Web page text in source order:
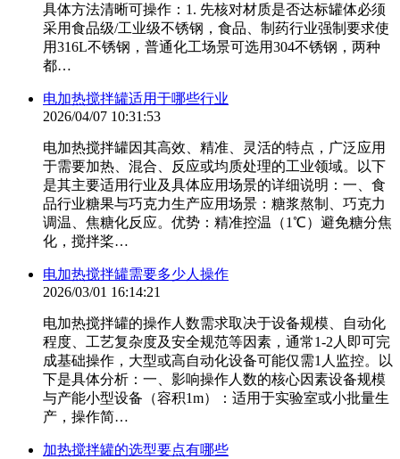
具体方法清晰可操作：1. 先核对材质是否达标罐体必须
采用食品级/工业级不锈钢，‌食品、制药行业强制要求使
用316L不锈钢‌，普通化工场景可选用304不锈钢，两种
都…
电加热搅拌罐适用于哪些行业
2026/04/07 10:31:53
电加热搅拌罐因其高效、精准、灵活的特点，广泛应用
于需要加热、混合、反应或均质处理的工业领域。以下
是其主要适用行业及具体应用场景的详细说明：一、食
品行业糖果与巧克力生产应用场景：糖浆熬制、巧克力
调温、焦糖化反应。优势：精准控温（1℃）避免糖分焦
化，搅拌桨…
电加热搅拌罐需要多少人操作
2026/03/01 16:14:21
电加热搅拌罐的操作人数需求取决于设备规模、自动化
程度、工艺复杂度及安全规范等因素，通常1-2人即可完
成基础操作，大型或高自动化设备可能仅需1人监控。以
下是具体分析：一、影响操作人数的核心因素设备规模
与产能小型设备（容积1m）：适用于实验室或小批量生
产，操作简…
加热搅拌罐的选型要点有哪些